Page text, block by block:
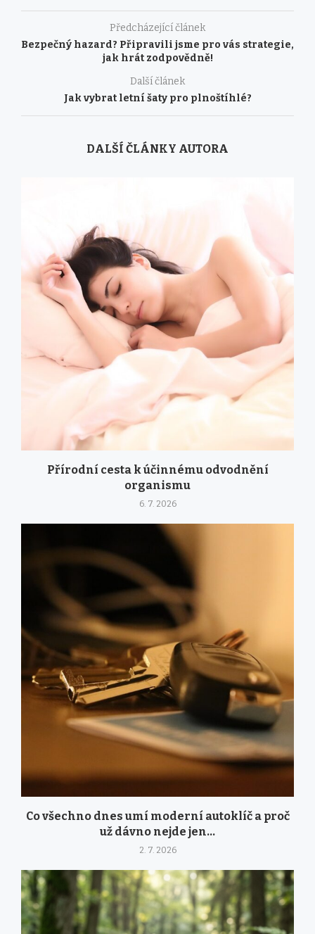
Předcházející článek
Bezpečný hazard? Připravili jsme pro vás strategie,
jak hrát zodpovědně!
Další článek
Jak vybrat letní šaty pro plnoštíhlé?
DALŠÍ ČLÁNKY AUTORA
Přírodní cesta k účinnému odvodnění
organismu
6. 7. 2026
Co všechno dnes umí moderní autoklíč a proč
už dávno nejde jen...
2. 7. 2026